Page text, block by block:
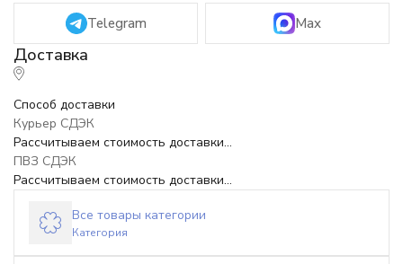
Telegram Max
Способ доставки
Курьер СДЭК
Рассчитываем стоимость доставки...
ПВЗ СДЭК
Рассчитываем стоимость доставки...
Все товары категории
Категория